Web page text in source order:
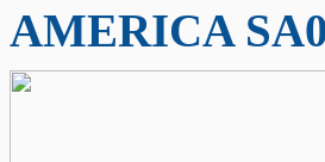
AMERICA